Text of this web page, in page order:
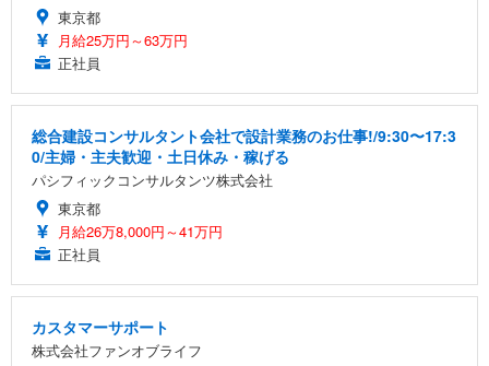
東京都
月給25万円～63万円
正社員
総合建設コンサルタント会社で設計業務のお仕事!/9:30〜17:3
0/主婦・主夫歓迎・土日休み・稼げる
パシフィックコンサルタンツ株式会社
東京都
月給26万8,000円～41万円
正社員
カスタマーサポート
株式会社ファンオブライフ